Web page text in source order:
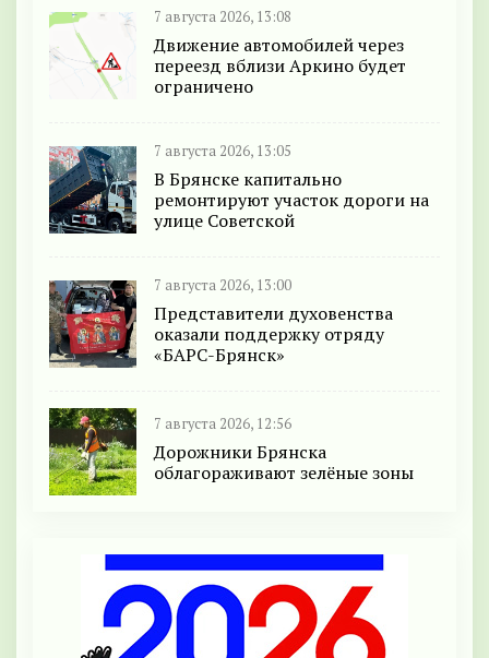
7 августа 2026, 13:08
Движение автомобилей через
переезд вблизи Аркино будет
ограничено
7 августа 2026, 13:05
В Брянске капитально
ремонтируют участок дороги на
улице Советской
7 августа 2026, 13:00
Представители духовенства
оказали поддержку отряду
«БАРС-Брянск»
7 августа 2026, 12:56
Дорожники Брянска
облагораживают зелёные зоны